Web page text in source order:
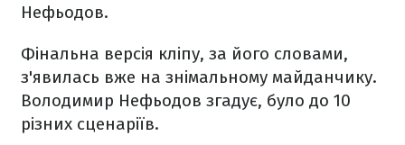
Нефьодов.
Фінальна версія кліпу, за його словами,
з'явилась вже на знімальному майданчику.
Володимир Нефьодов згадує, було до 10
різних сценаріїв.